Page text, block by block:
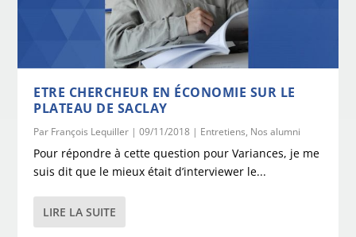
ETRE CHERCHEUR EN ÉCONOMIE SUR LE
PLATEAU DE SACLAY
Par François Lequiller |09/11/2018 | Entretiens, Nos alumni
Pour répondre à cette question pour Variances, je me
suis dit que le mieux était d’interviewer le...
LIRE LA SUITE